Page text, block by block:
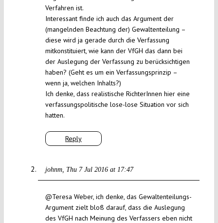
Reply
Verfahren ist.
Interessant finde ich auch das Argument der
(mangelnden Beachtung der) Gewaltenteilung –
diese wird ja gerade durch die Verfassung
mitkonstituiert, wie kann der VfGH das dann bei
der Auslegung der Verfassung zu berücksichtigen
haben? (Geht es um ein Verfassungsprinzip –
wenn ja, welchen Inhalts?)
Ich denke, dass realistische RichterInnen hier eine
verfassungspolitische lose-lose Situation vor sich
hatten.
johnm Thu 7 Jul 2016 at 17:47
@Teresa Weber, ich denke, das Gewaltenteilungs-
Argument zielt bloß darauf, dass die Auslegung
des VfGH nach Meinung des Verfassers eben nicht